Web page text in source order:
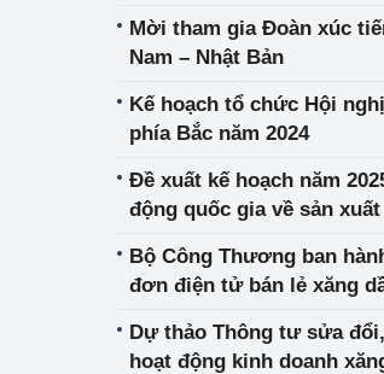
Mời tham gia Đoàn xúc tiến thương mại điện tử xuyên biên giới
Nam – Nhật Bản
Kế hoạch tổ chức Hội
phía Bắc năm 2024
Đề xuất kế hoạch năm
động quốc gia về sản
Bộ Công Thương ban
đơn điện tử bán lẻ xăng
Dự thảo Thông tư sửa
hoạt động kinh doanh